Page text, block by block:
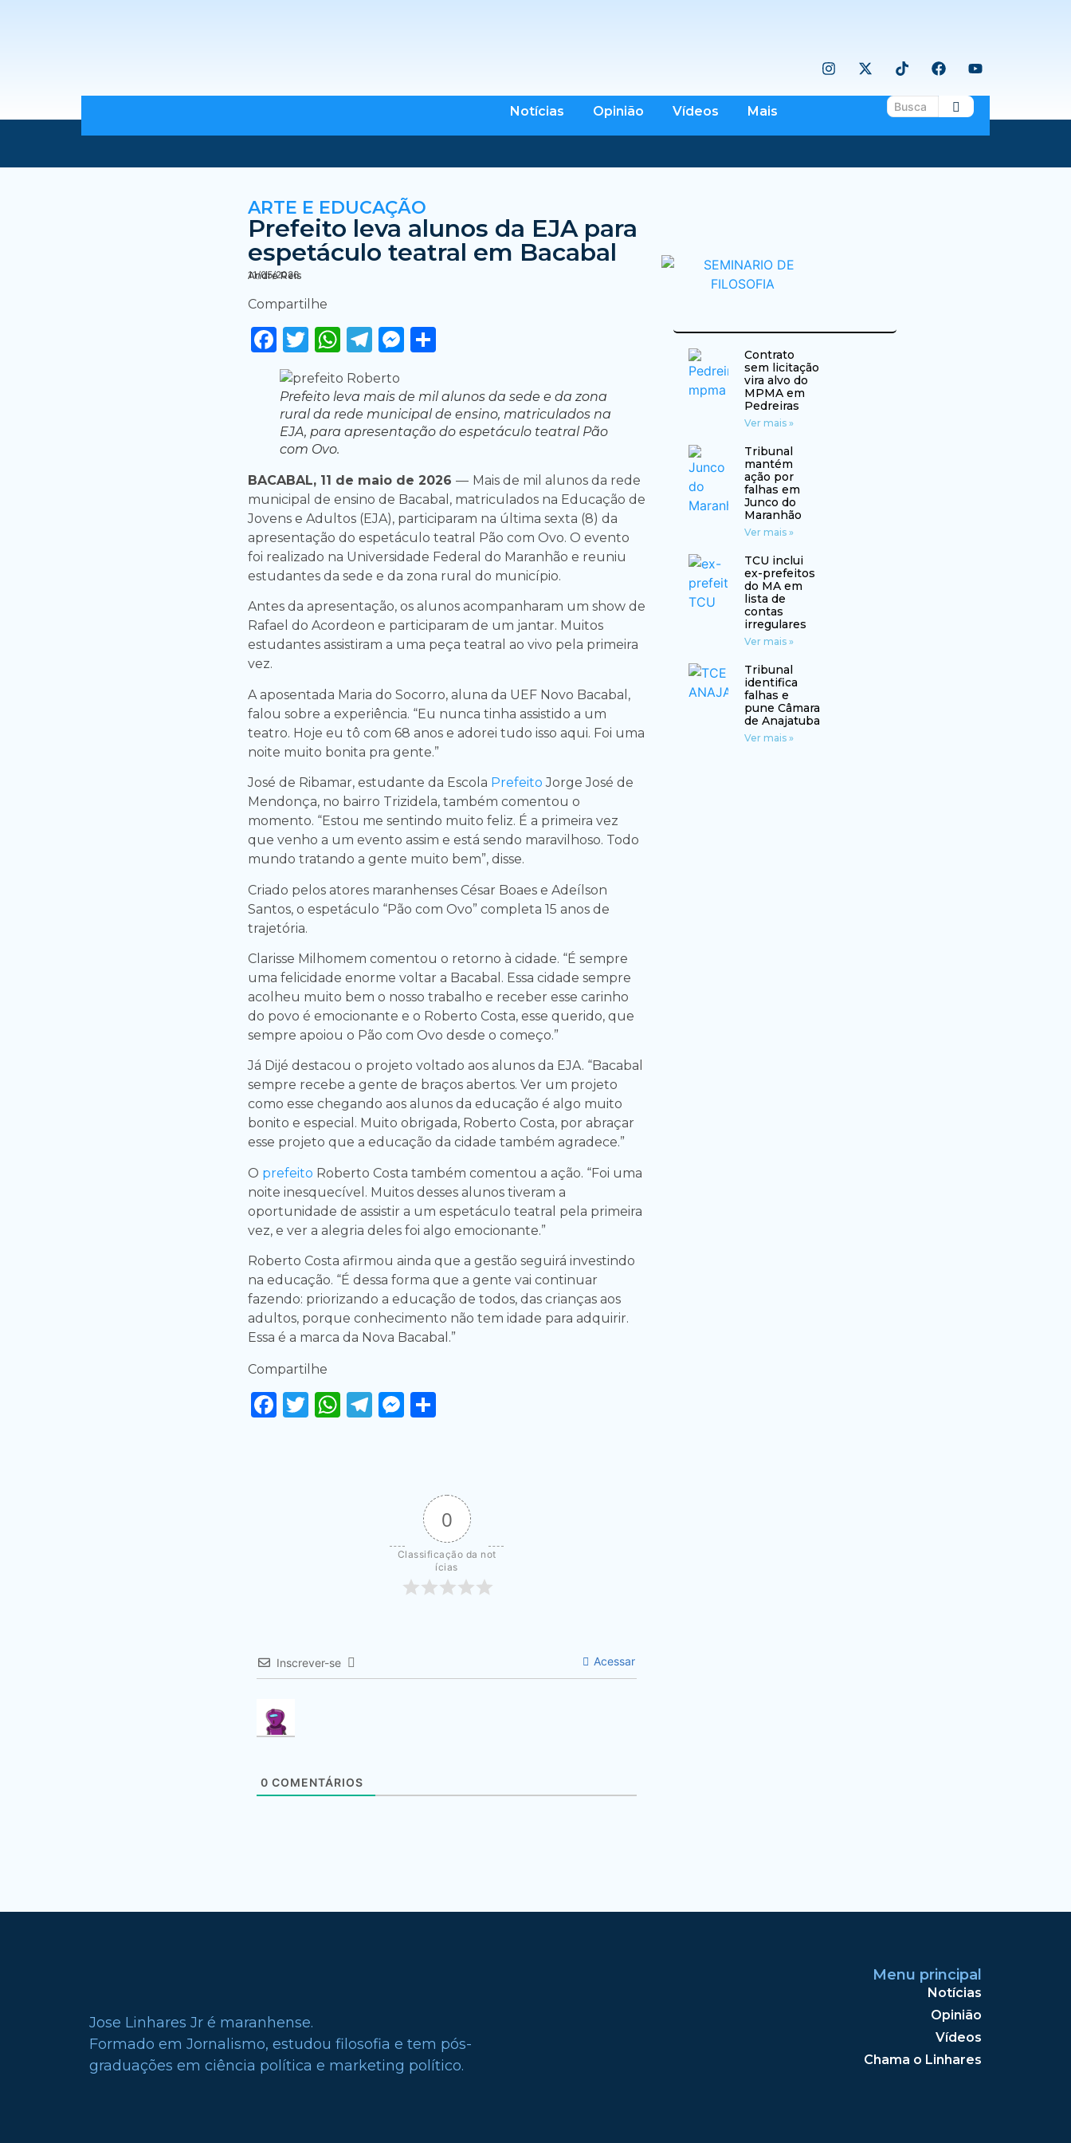
Notícias Opinião Vídeos Mais
ARTE E EDUCAÇÃO
Prefeito leva alunos da EJA para
espetáculo teatral em Bacabal
Andre Reis
11/05/2026
Compartilhe
Facebook
Twitter
WhatsApp
Telegram
Messenger
Prefeito leva mais de mil alunos da sede e da zona
rural da rede municipal de ensino, matriculados na
EJA, para apresentação do espetáculo teatral Pão
com Ovo.
BACABAL, 11 de maio de 2026 — Mais de mil alunos da rede
municipal de ensino de Bacabal, matriculados na Educação de
Jovens e Adultos (EJA), participaram na última sexta (8) da
apresentação do espetáculo teatral Pão com Ovo. O evento
foi realizado na Universidade Federal do Maranhão e reuniu
estudantes da sede e da zona rural do município.
Antes da apresentação, os alunos acompanharam um show de
Rafael do Acordeon e participaram de um jantar. Muitos
estudantes assistiram a uma peça teatral ao vivo pela primeira
vez.
A aposentada Maria do Socorro, aluna da UEF Novo Bacabal,
falou sobre a experiência. “Eu nunca tinha assistido a um
teatro. Hoje eu tô com 68 anos e adorei tudo isso aqui. Foi uma
noite muito bonita pra gente.”
José de Ribamar, estudante da Escola PrefeitoJorge José de
Mendonça, no bairro Trizidela, também comentou o
momento. “Estou me sentindo muito feliz. É a primeira vez
que venho a um evento assim e está sendo maravilhoso. Todo
mundo tratando a gente muito bem”, disse.
Criado pelos atores maranhenses César Boaes e Adeílson
Santos, o espetáculo “Pão com Ovo” completa 15 anos de
trajetória.
Clarisse Milhomem comentou o retorno à cidade. “É sempre
uma felicidade enorme voltar a Bacabal. Essa cidade sempre
acolheu muito bem o nosso trabalho e receber esse carinho
do povo é emocionante e o Roberto Costa, esse querido, que
sempre apoiou o Pão com Ovo desde o começo.”
Já Dijé destacou o projeto voltado aos alunos da EJA. “Bacabal
sempre recebe a gente de braços abertos. Ver um projeto
como esse chegando aos alunos da educação é algo muito
bonito e especial. Muito obrigada, Roberto Costa, por abraçar
esse projeto que a educação da cidade também agradece.”
O prefeito Roberto Costa também comentou a ação. “Foi uma
noite inesquecível. Muitos desses alunos tiveram a
oportunidade de assistir a um espetáculo teatral pela primeira
vez, e ver a alegria deles foi algo emocionante.”
Roberto Costa afirmou ainda que a gestão seguirá investindo
na educação. “É dessa forma que a gente vai continuar
fazendo: priorizando a educação de todos, das crianças aos
adultos, porque conhecimento não tem idade para adquirir.
Essa é a marca da Nova Bacabal.”
Compartilhe
Facebook
Twitter
WhatsApp
Telegram
Messenger
0
Classificação da not
ícias
Inscrever-se Acessar
0 COMENTÁRIOS
Contrato
sem licitação
vira alvo do
MPMA em
Pedreiras
Ver mais »
Tribunal
mantém
ação por
falhas em
Junco do
Maranhão
Ver mais »
TCU inclui
ex-prefeitos
do MA em
lista de
contas
irregulares
Ver mais »
Tribunal
identifica
falhas e
pune Câmara
de Anajatuba
Ver mais »
Jose Linhares Jr é maranhense.
Formado em Jornalismo, estudou filosofia e tem pós-
graduações em ciência política e marketing político.
Menu principal
Notícias
Opinião
Vídeos
Chama o Linhares